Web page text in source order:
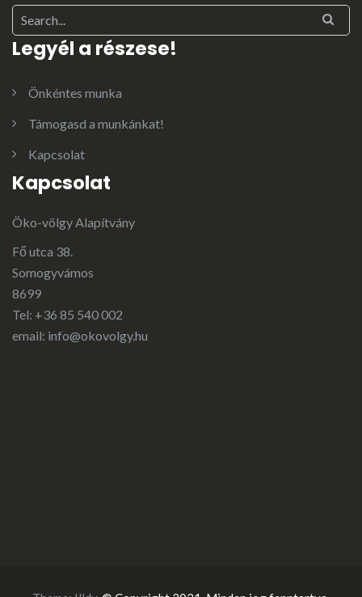
Legyél a részese!
Önkéntes munka
Támogasd a munkánkat!
Kapcsolat
Kapcsolat
Öko-völgy Alapítvány
Fő utca 38.
Somogyvámos
8699
Tel: +36 85 540 002
email: info@okovolgy.hu